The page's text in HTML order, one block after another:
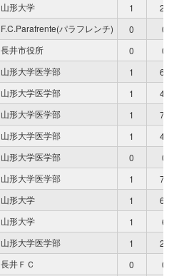
山形大学 1 21
F.C.Parafrente(パラフレンチ) 0 0
長井市役所 0 0
山形大学医学部 1 64
山形大学医学部 1 46
山形大学医学部 1 70
山形大学医学部 1 49
山形大学医学部 0 0
山形大学医学部 1 70
山形大学 1 64
山形大学 1 6
山形大学医学部 1 24
長井ＦＣ 0 0